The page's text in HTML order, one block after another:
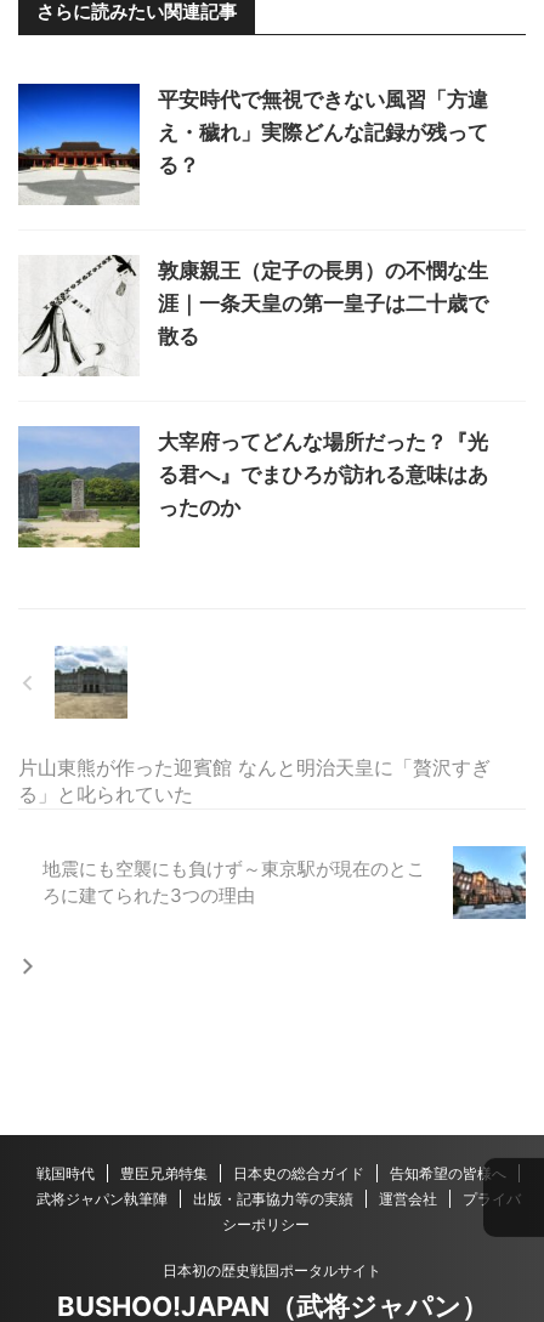
さらに読みたい関連記事
平安時代で無視できない風習「方違
え・穢れ」実際どんな記録が残って
る？
敦康親王（定子の長男）の不憫な生
涯｜一条天皇の第一皇子は二十歳で
散る
大宰府ってどんな場所だった？『光
る君へ』でまひろが訪れる意味はあ
ったのか
片山東熊が作った迎賓館 なんと明治天皇に「贅沢すぎ
る」と叱られていた
地震にも空襲にも負けず～東京駅が現在のとこ
ろに建てられた3つの理由
戦国時代 豊臣兄弟特集 日本史の総合ガイド
告知希望の皆様へ
武将ジャパン執筆陣
出版・記事協力等の実績 運営会社
プライバ
シーポリシー
日本初の歴史戦国ポータルサイト
BUSHOO!JAPAN（武将ジャパン）